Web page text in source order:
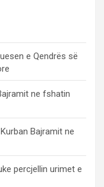
e Qendrës së
ne fshatin
Bajramit ne
percjellin urimet e